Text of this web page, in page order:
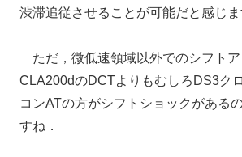
渋滞追従させることが可能だと感じま
ただ，微低速領域以外でのシフトア
CLA200dのDCTよりもむしろDS3ク
コンATの方がシフトショックがある
すね．